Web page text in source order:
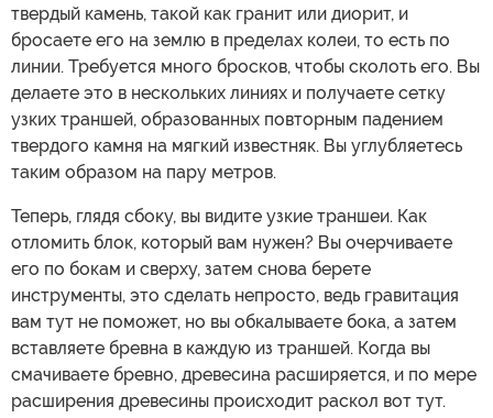
твердый камень, такой как гранит или диорит, и
бросаете его на землю в пределах колеи, то есть по
линии. Требуется много бросков, чтобы сколоть его. Вы
делаете это в нескольких линиях и получаете сетку
узких траншей, образованных повторным падением
твердого камня на мягкий известняк. Вы углубляетесь
таким образом на пару метров.
Теперь, глядя сбоку, вы видите узкие траншеи. Как
отломить блок, который вам нужен? Вы очерчиваете
его по бокам и сверху, затем снова берете
инструменты, это сделать непросто, ведь гравитация
вам тут не поможет, но вы обкалываете бока, а затем
вставляете бревна в каждую из траншей. Когда вы
смачиваете бревно, древесина расширяется, и по мере
расширения древесины происходит раскол вот тут.